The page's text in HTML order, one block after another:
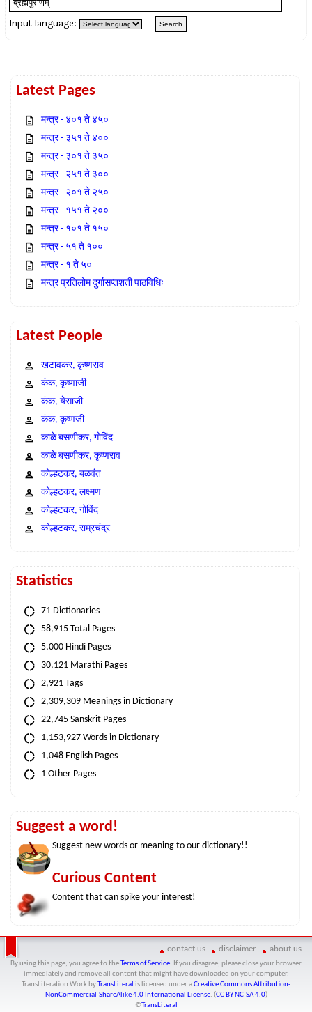
Input language:
Latest Pages
मन्त्र - ४०१ ते ४५०
मन्त्र - ३५१ ते ४००
मन्त्र - ३०१ ते ३५०
मन्त्र - २५१ ते ३००
मन्त्र - २०१ ते २५०
मन्त्र - १५१ ते २००
मन्त्र - १०१ ते १५०
मन्त्र - ५१ ते १००
मन्त्र - १ ते ५०
मन्त्र प्रतिलोम दुर्गासप्तशती पाठविधिः
Latest People
खटावकर, कृष्णराव
कंक, कृष्णाजी
कंक, येसाजी
कंक, कृष्णजी
काळे बसणीकर, गोविंद
काळे बसणीकर, कृष्णराव
कोल्हटकर, बळवंत
कोल्हटकर, लक्ष्मण
कोल्हटकर, गोविंद
कोल्हटकर, राम्रचंद्र
Statistics
71 Dictionaries
58,915 Total Pages
5,000 Hindi Pages
30,121 Marathi Pages
2,921 Tags
2,309,309 Meanings in Dictionary
22,745 Sanskrit Pages
1,153,927 Words in Dictionary
1,048 English Pages
1 Other Pages
Suggest a word!
Suggest new words or meaning to our dictionary!!
Curious Content
Content that can spike your interest!
contact us disclaimer about us
By using this page, you agree to the Terms of Service. If you disagree, please close your browser
immediately and remove all content that might have downloaded on your computer.
TransLiteration Workby TransLiteral is licensed under aCreative Commons Attribution-
NonCommercial-ShareAlike 4.0 International License. (CC BY-NC-SA 4.0)
©TransLiteral